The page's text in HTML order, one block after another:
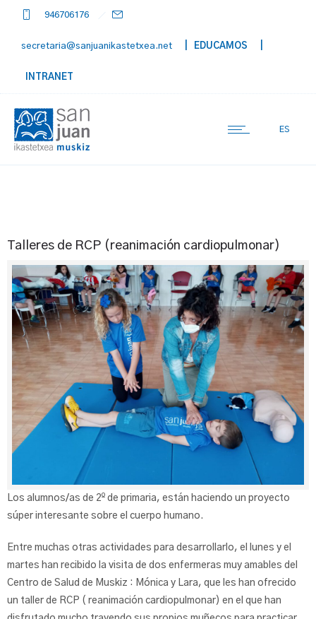
946706176
secretaria@sanjuanikastetxea.net | EDUCAMOS
INTRANET
ES
Talleres de RCP (reanimación cardiopulmonar)
Los alumnos/as de 2º de primaria, están haciendo un proyecto
súper interesante sobre el cuerpo humano.
Entre muchas otras actividades para desarrollarlo, el lunes y el
martes han recibido la visita de dos enfermeras muy amables del
Centro de Salud de Muskiz : Mónica y Lara, que les han ofrecido
un taller de RCP ( reanimación cardiopulmonar) en el que han